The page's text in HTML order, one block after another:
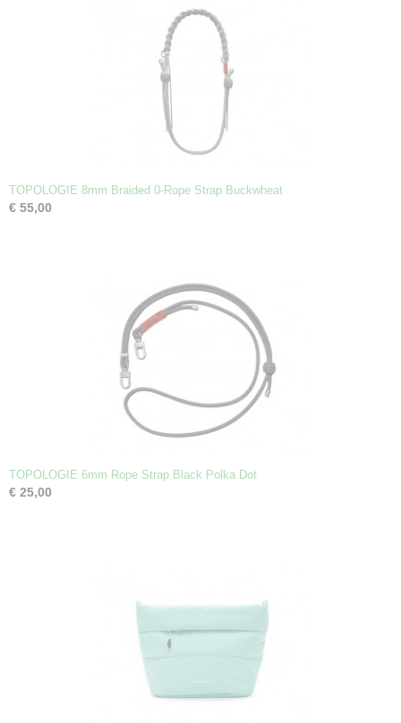
TOPOLOGIE 8mm Braided 0-Rope Strap Buckwheat
€ 55,00
TOPOLOGIE 6mm Rope Strap Black Polka Dot
€ 25,00